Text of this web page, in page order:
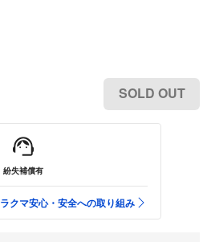
SOLD OUT
紛失補償有
ラクマ安心・安全への取り組み